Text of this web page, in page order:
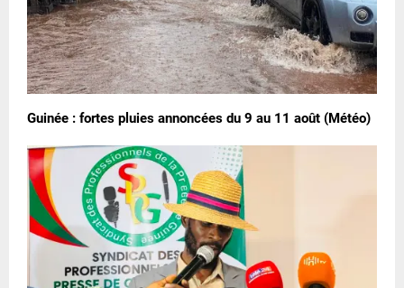
Guinée : fortes pluies annoncées du 9 au 11 août (Météo)